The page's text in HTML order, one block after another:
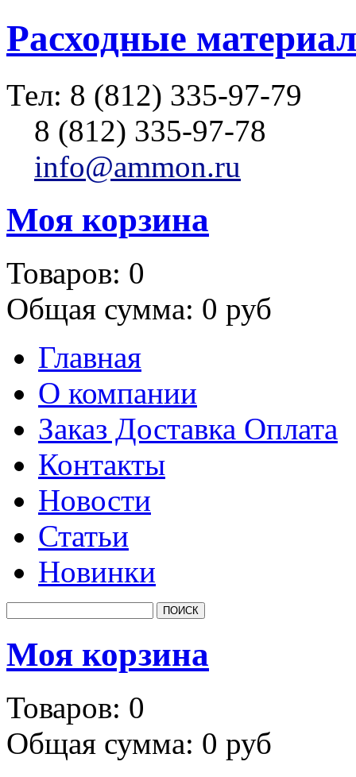
Расходные
Тел: 8 (812) 335-97-79
8 (812) 335-97-78
info@ammon.ru
Моя корзина
Товаров: 0
Общая сумма: 0 руб
Главная
О компании
Заказ Доставка Оплата
Контакты
Новости
Статьи
Новинки
Моя корзина
Товаров: 0
Общая сумма: 0 руб